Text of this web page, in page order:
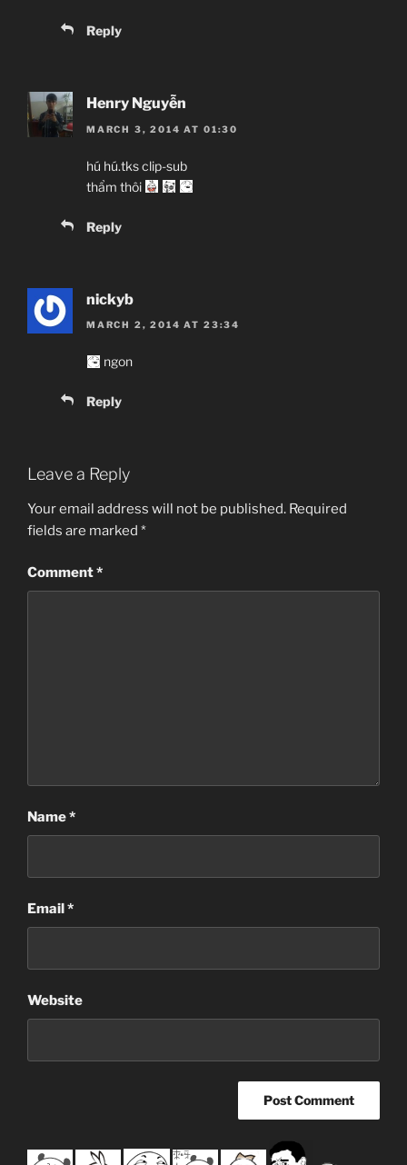
Reply
Henry Nguyễn
MARCH 3, 2014 AT 01:30
hú hú.tks clip-sub
thẩm thôi
Reply
nickyb
MARCH 2, 2014 AT 23:34
ngon
Reply
Leave a Reply
Your email address will not be published. Required
fields are marked *
Comment*
Name*
Email*
Website